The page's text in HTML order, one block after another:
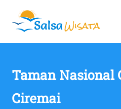
content
Taman Nasional
Ciremai